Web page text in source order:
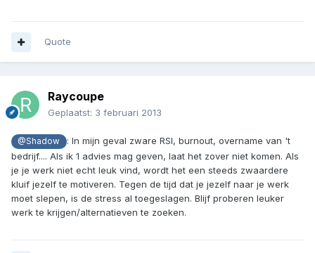
Quote
Raycoupe
Geplaatst: 3 februari 2013
@Shadow
: In mijn geval zware RSI, burnout, overname van 't
bedrijf.... Als ik 1 advies mag geven, laat het zover niet komen. Als
je je werk niet echt leuk vind, wordt het een steeds zwaardere
kluif jezelf te motiveren. Tegen de tijd dat je jezelf naar je werk
moet slepen, is de stress al toegeslagen. Blijf proberen leuker
werk te krijgen/alternatieven te zoeken.